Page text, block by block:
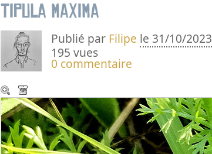
Tipula maxima
Publié par Filipe le 31/10/2023
195 vues
0 commentaire